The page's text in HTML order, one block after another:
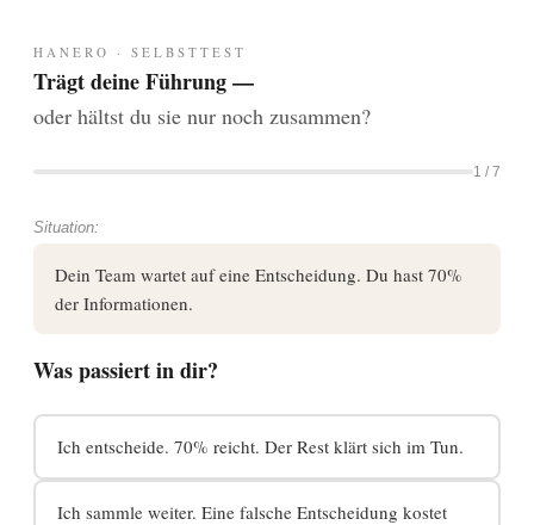
HANERO · SELBSTTEST
Trägt deine Führung —
oder hältst du sie nur noch zusammen?
1 / 7
Situation:
Dein Team wartet auf eine Entscheidung. Du hast 70%
der Informationen.
Was passiert in dir?
Ich entscheide. 70% reicht. Der Rest klärt sich im Tun.
Ich sammle weiter. Eine falsche Entscheidung kostet